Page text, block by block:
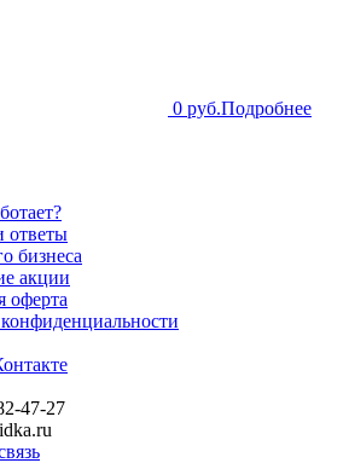
0 руб.Подробнее
ответы
бизнеса
акции
оферта
47-27